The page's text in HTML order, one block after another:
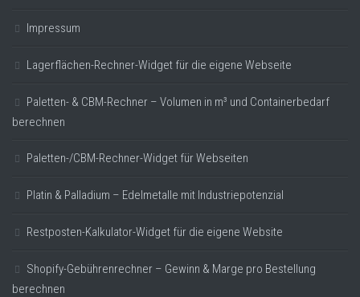
Impressum
Lagerflächen-Rechner-Widget für die eigene Webseite
Paletten- & CBM-Rechner – Volumen in m³ und Containerbedarf
berechnen
Paletten-/CBM-Rechner-Widget für Webseiten
Platin & Palladium – Edelmetalle mit Industriepotenzial
Restposten-Kalkulator-Widget für die eigene Website
Shopify-Gebührenrechner – Gewinn & Marge pro Bestellung
berechnen